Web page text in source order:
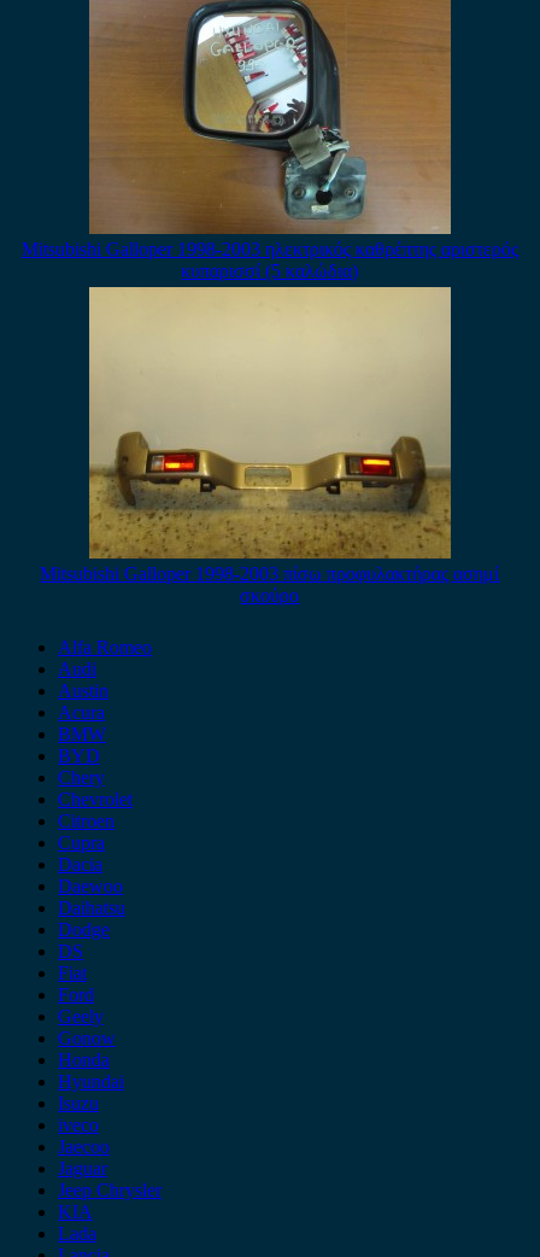
Mitsubishi Galloper 1998-2003 ηλεκτρικός καθρέπτης αριστερός
κυπαρισσί (5 καλώδια)
Mitsubishi Galloper 1998-2003 πίσω προφυλακτήρας ασημί
σκούρο
Alfa Romeo
Audi
Austin
Acura
BMW
BYD
Chery
Chevrolet
Citroen
Cupra
Dacia
Daewoo
Daihatsu
Dodge
DS
Fiat
Ford
Geely
Gonow
Honda
Hyundai
Isuzu
iveco
Jaecoo
Jaguar
Jeep Chrysler
KIA
Lada